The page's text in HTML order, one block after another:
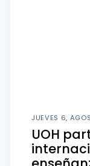
JUEVES 6,
UOH